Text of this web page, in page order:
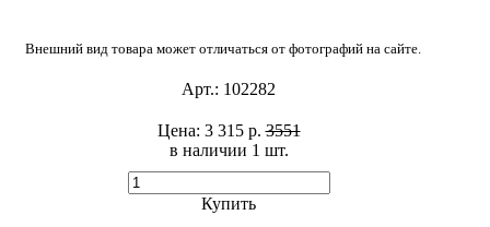
Внешний вид товара может отличаться от фотографий на сайте.
Арт.: 102282
в наличии 1 шт. ​
Цена: 3 315 р.3551
Купить